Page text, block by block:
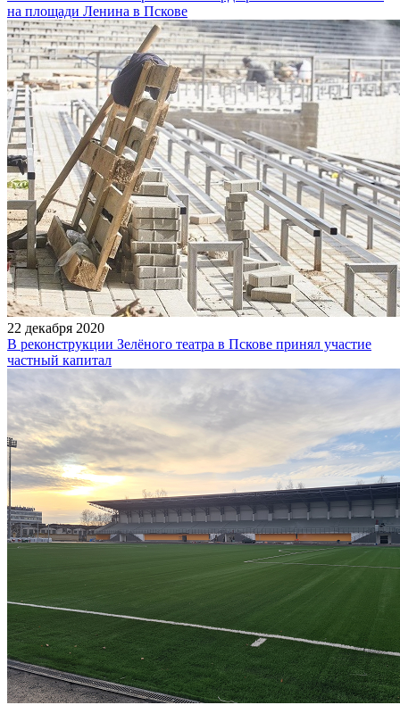
на площади Ленина в Пскове
22 декабря 2020
В реконструкции Зелёного театра в Пскове принял участие
частный капитал